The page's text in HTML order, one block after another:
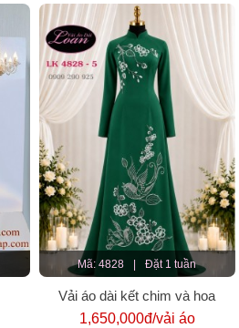
Mã: 4828 Đặt 1 tuần
Vải áo dài kết chim và hoa
1,650,000đ/vải áo